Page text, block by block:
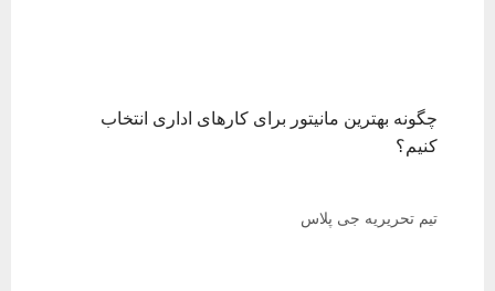
چگونه بهترین مانیتور برای کارهای اداری انتخاب
کنیم؟
تیم تحریریه جی پلاس